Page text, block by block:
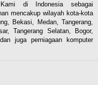
di Indonesia sebagai
mencakup wilayah kota-kota
Bekasi, Medan, Tangerang,
Tangerang Selatan, Bogor,
juga perniagaan komputer